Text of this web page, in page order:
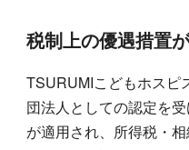
税制上の優遇措置
TSURUMIこどもホスピ
団法人としての認定を
が適用され、所得税・